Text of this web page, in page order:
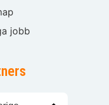
jobb